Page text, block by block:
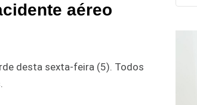
aéreo
desta sexta-feira (5). Todos